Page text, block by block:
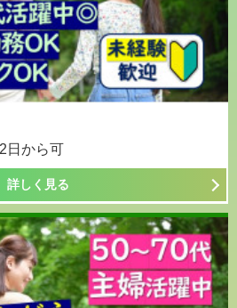
日から可
詳しく見る